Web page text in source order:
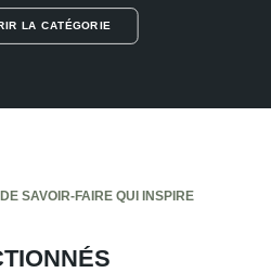
LA CATÉGORIE
SAVOIR-FAIRE QUI INSPIRE